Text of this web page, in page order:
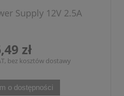
Supply 12V 2.5A
zł
bez kosztów dostawy
o dostępności